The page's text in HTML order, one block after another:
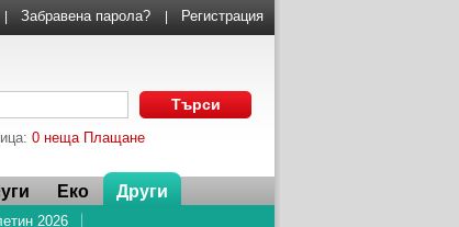
Забравена парола? Регистрация
0 неща Плащане
Еко Други
2026